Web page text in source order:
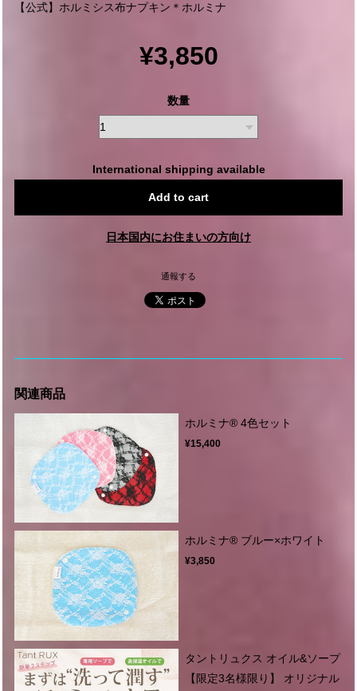
【公式】ホルミシス布ナプキン＊ホルミナ
¥3,850
数量
International shipping available
Add to cart
日本国内にお住まいの方向け
通報する
関連商品
ホルミナ®︎ 4色セット
¥15,400
ホルミナ®︎ ブルー×ホワイト
¥3,850
タントリュクス オイル&ソープ
【限定3名様限り】 オリジナル